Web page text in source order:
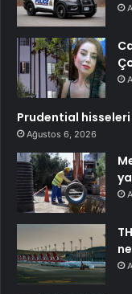
Prudential
Ağustos 6, 2026